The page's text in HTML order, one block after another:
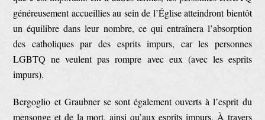
généreusement accueillies au sein de l’Église atteindront bientôt
un équilibre dans leur nombre, ce qui entraînera l’absorption
des catholiques par des esprits impurs, car les personnes
LGBTQ ne veulent pas rompre avec eux (avec les esprits
impurs).
Bergoglio et Graubner se sont également ouverts à l’esprit du
mensonge et de la mort, ainsi qu’aux esprits impurs. À travers